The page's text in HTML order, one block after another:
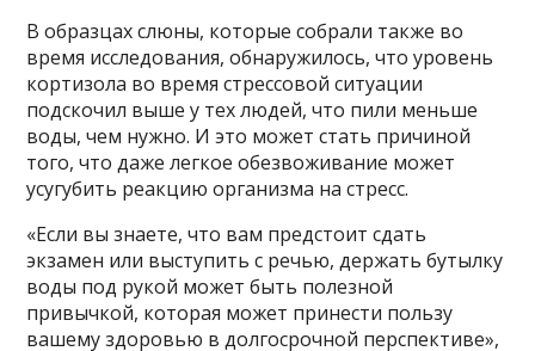
В образцах слюны, которые собрали также во
время исследования, обнаружилось, что уровень
кортизола во время стрессовой ситуации
подскочил выше у тех людей, что пили меньше
воды, чем нужно. И это может стать причиной
того, что даже легкое обезвоживание может
усугубить реакцию организма на стресс.
«Если вы знаете, что вам предстоит сдать
экзамен или выступить с речью, держать бутылку
воды под рукой может быть полезной
привычкой, которая может принести пользу
вашему здоровью в долгосрочной перспективе»,